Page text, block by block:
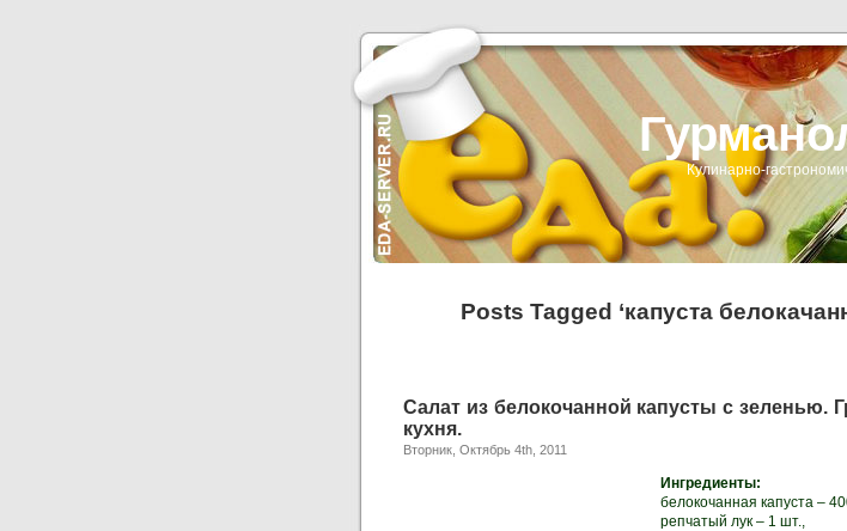
Кулинарно-
Posts Tagged ‘капуста
Салат из белокочанной капусты с зеленью.
кухня.
Вторник, Октябрь 4th, 2011
Ингредиенты:
белокочанная капуста –
репчатый лук – 1 шт.,